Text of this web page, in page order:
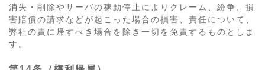
消失・削除やサーバの稼動停止によりクレーム、紛争、損
害賠償の請求などが起こった場合の損害、責任について、
弊社の責に帰すべき場合を除き一切を免責するものとしま
す。